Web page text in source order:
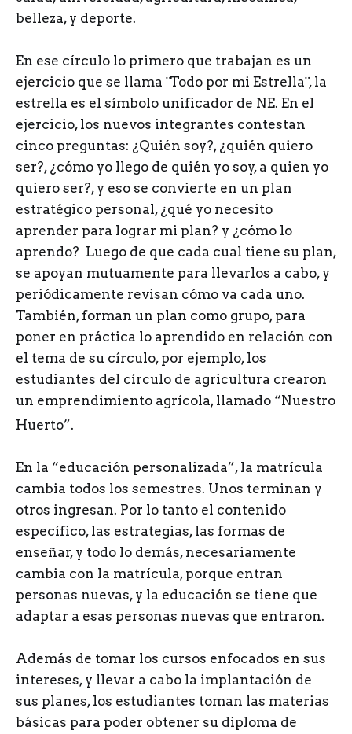
belleza, y deporte.
En ese círculo lo primero que trabajan es un
ejercicio que se llama ¨Todo por mi Estrella¨, la
estrella es el símbolo unificador de NE. En el
ejercicio, los nuevos integrantes contestan
cinco preguntas: ¿Quién soy?, ¿quién quiero
ser?, ¿cómo yo llego de quién yo soy, a quien yo
quiero ser?, y eso se convierte en un plan
estratégico personal, ¿qué yo necesito
aprender para lograr mi plan? y ¿cómo lo
aprendo? Luego de que cada cual tiene su plan,
se apoyan mutuamente para llevarlos a cabo, y
periódicamente revisan cómo va cada uno.
También, forman un plan como grupo, para
poner en práctica lo aprendido en relación con
el tema de su círculo, por ejemplo, los
estudiantes del círculo de agricultura crearon
un emprendimiento agrícola, llamado “Nuestro
Huerto”.
En la “educación personalizada”, la matrícula
cambia todos los semestres. Unos terminan y
otros ingresan. Por lo tanto el contenido
específico, las estrategias, las formas de
enseñar, y todo lo demás, necesariamente
cambia con la matrícula, porque entran
personas nuevas, y la educación se tiene que
adaptar a esas personas nuevas que entraron.
Además de tomar los cursos enfocados en sus
intereses, y llevar a cabo la implantación de
sus planes, los estudiantes toman las materias
básicas para poder obtener su diploma de